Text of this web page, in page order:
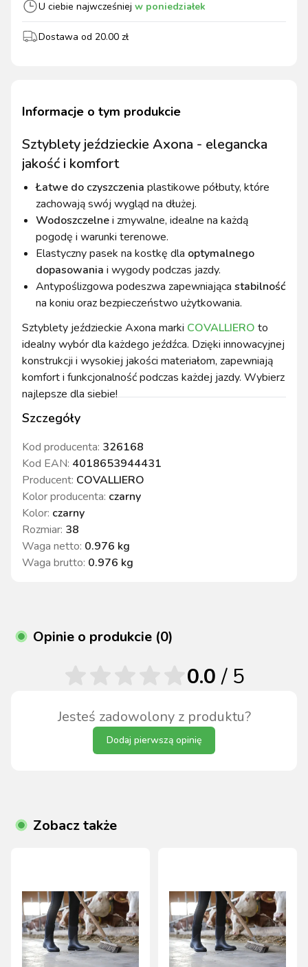
U ciebie najwcześniej w poniedziałek
Dostawa od 20.00 zł
Szczegóły
Kod producenta: 326168
Kod EAN: 4018653944431
Producent: COVALLIERO
Kolor producenta: czarny
Kolor: czarny
Rozmiar: 38
Waga netto: 0.976 kg
Waga brutto: 0.976 kg
Informacje o tym produkcie
Sztyblety jeździeckie Axona - elegancka
jakość i komfort
Łatwe do czyszczenia plastikowe półbuty, które
zachowają swój wygląd na dłużej.
Wodoszczelnei zmywalne, idealne na każdą
pogodę i warunki terenowe.
Elastyczny pasek na kostkę dla optymalnego
dopasowania i wygody podczas jazdy.
Antypoślizgowa podeszwa zapewniająca stabilność
na koniu oraz bezpieczeństwo użytkowania.
Sztyblety jeździeckie Axona marki COVALLIERO to
idealny wybór dla każdego jeźdźca. Dzięki innowacyjnej
konstrukcji i wysokiej jakości materiałom, zapewniają
komfort i funkcjonalność podczas każdej jazdy. Wybierz
najlepsze dla siebie!
Opinie o produkcie (0)
Jesteś zadowolony z produktu?
Dodaj pierwszą opinię
0.0/ 5
Zobacz także